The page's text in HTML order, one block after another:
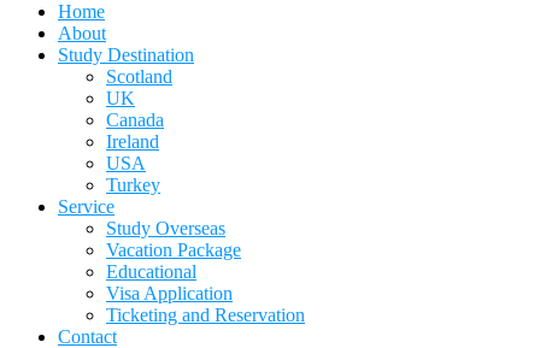
Home
About
Study Destination
Scotland
UK
Canada
Ireland
USA
Turkey
Service
Study Overseas
Vacation Package
Educational
Visa Application
Ticketing and Reservation
Contact